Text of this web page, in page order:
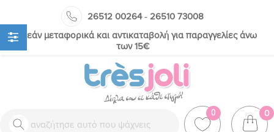
26512 00264- 26510 73008
Δωρεάν μεταφορικά και αντικαταβολή για παραγγελίες άνω
των 15€
0 0